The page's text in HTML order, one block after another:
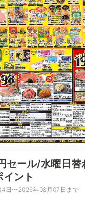
セール/水曜日
イント
日〜2026年08月07日まで